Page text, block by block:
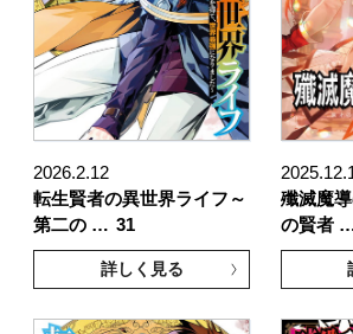
2026.2.12
転生賢者の異世界ライフ～
第二の … 31
詳しく見る
殲滅魔
の賢者